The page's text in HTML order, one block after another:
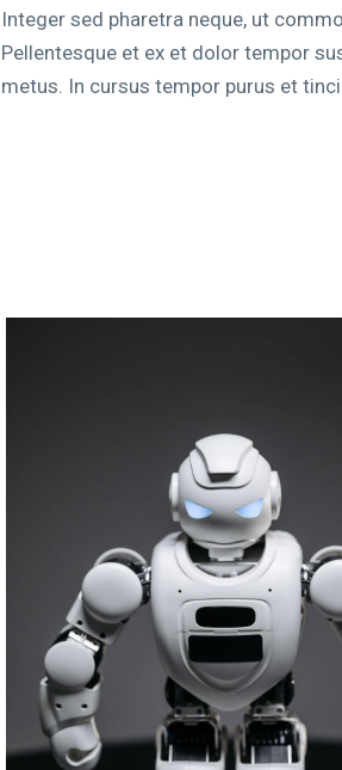
Integer sed pharetra neque, ut
Pellentesque et ex et dolor tempor
metus. In cursus tempor purus et